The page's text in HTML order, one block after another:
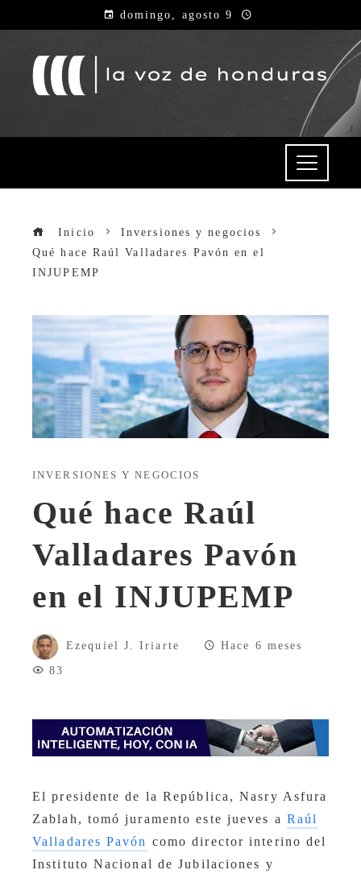
domingo, agosto 9
Inicio
Inversiones y negocios
Qué hace Raúl Valladares Pavón en el
INJUPEMP
INVERSIONES Y NEGOCIOS
Qué hace Raúl
Valladares Pavón
en el INJUPEMP
Ezequiel J. Iriarte
Hace 6 meses
83
El presidente de la República, Nasry Asfura
Zablah, tomó juramento este jueves a Raúl
Valladares Pavón como director interino del
Instituto Nacional de Jubilaciones y